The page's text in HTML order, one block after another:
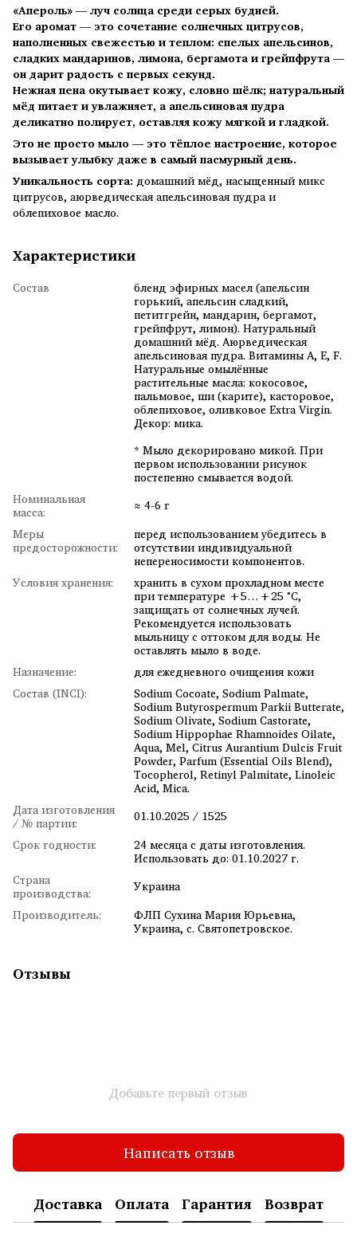
«Апероль» — луч солнца среди серых будней.
Его аромат — это сочетание солнечных цитрусов,
наполненных свежестью и теплом: спелых апельсинов,
сладких мандаринов, лимона, бергамота и грейпфрута —
он дарит радость с первых секунд.
Нежная пена окутывает кожу, словно шёлк; натуральный
мёд питает и увлажняет, а апельсиновая пудра
деликатно полирует, оставляя кожу мягкой и гладкой.
Это не просто мыло — это тёплое настроение, которое
вызывает улыбку даже в самый пасмурный день.
Уникальность сорта: домашний мёд, насыщенный микс
цитрусов, аюрведическая апельсиновая пудра и
облепиховое масло.
Характеристики
Состав бленд эфирных масел (апельсин
горький, апельсин сладкий,
петитгрейн, мандарин, бергамот,
грейпфрут, лимон). Натуральный
домашний мёд. Аюрведическая
апельсиновая пудра. Витамины А, Е, F.
Натуральные омылённые
растительные масла: кокосовое,
пальмовое, ши (карите), касторовое,
облепиховое, оливковое Extra Virgin.
Декор: мика.
* Мыло декорировано микой. При
первом использовании рисунок
постепенно смывается водой.
Номинальная
масса:
≈ 4-6 г
Меры
предосторожности:
перед использованием убедитесь в
отсутствии индивидуальной
непереносимости компонентов.
Условия хранения:
хранить в сухом прохладном месте
при температуре +5…+25 °C,
защищать от солнечных лучей.
Рекомендуется использовать
мыльницу с оттоком для воды. Не
оставлять мыло в воде.
Назначение:
для ежедневного очищения кожи
Состав (INCI):
Sodium Cocoate, Sodium Palmate,
Sodium Butyrospermum Parkii Butterate,
Sodium Olivate, Sodium Castorate,
Sodium Hippophae Rhamnoides Oilate,
Aqua, Mel, Citrus Aurantium Dulcis Fruit
Powder, Parfum (Essential Oils Blend),
Tocopherol, Retinyl Palmitate, Linoleic
Acid, Mica.
Дата изготовления
/ № партии:
01.10.2025 / 1525
Срок годности:
24 месяца с даты изготовления.
Использовать до: 01.10.2027 г.
Страна
производства:
Украина
Производитель:
ФЛП Сухина Мария Юрьевна,
Украина, с. Святопетровское.
Отзывы
Добавьте первый отзыв
Написать отзыв
Доставка Оплата Гарантия Возврат